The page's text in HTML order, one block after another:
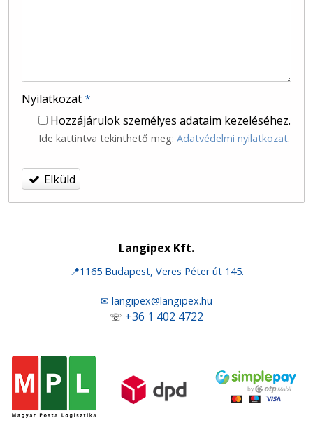
Nyilatkozat*
Hozzájárulok személyes adataim kezeléséhez.
Ide kattintva tekinthető meg: Adatvédelmi nyilatkozat.
Elküld
Langipex Kft.
📍1165 Budapest, Veres Péter út 145.
✉ langipex@langipex.hu
☏ +36 1 402 4722